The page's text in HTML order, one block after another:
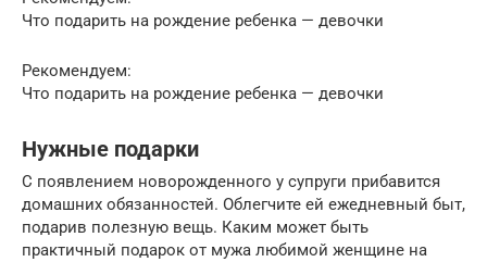
Что подарить на рождение ребенка — девочки
Рекомендуем:
Что подарить на рождение ребенка — девочки
Нужные подарки
С появлением новорожденного у супруги прибавится
домашних обязанностей. Облегчите ей ежедневный быт,
подарив полезную вещь. Каким может быть
практичный подарок от мужа любимой женщине на